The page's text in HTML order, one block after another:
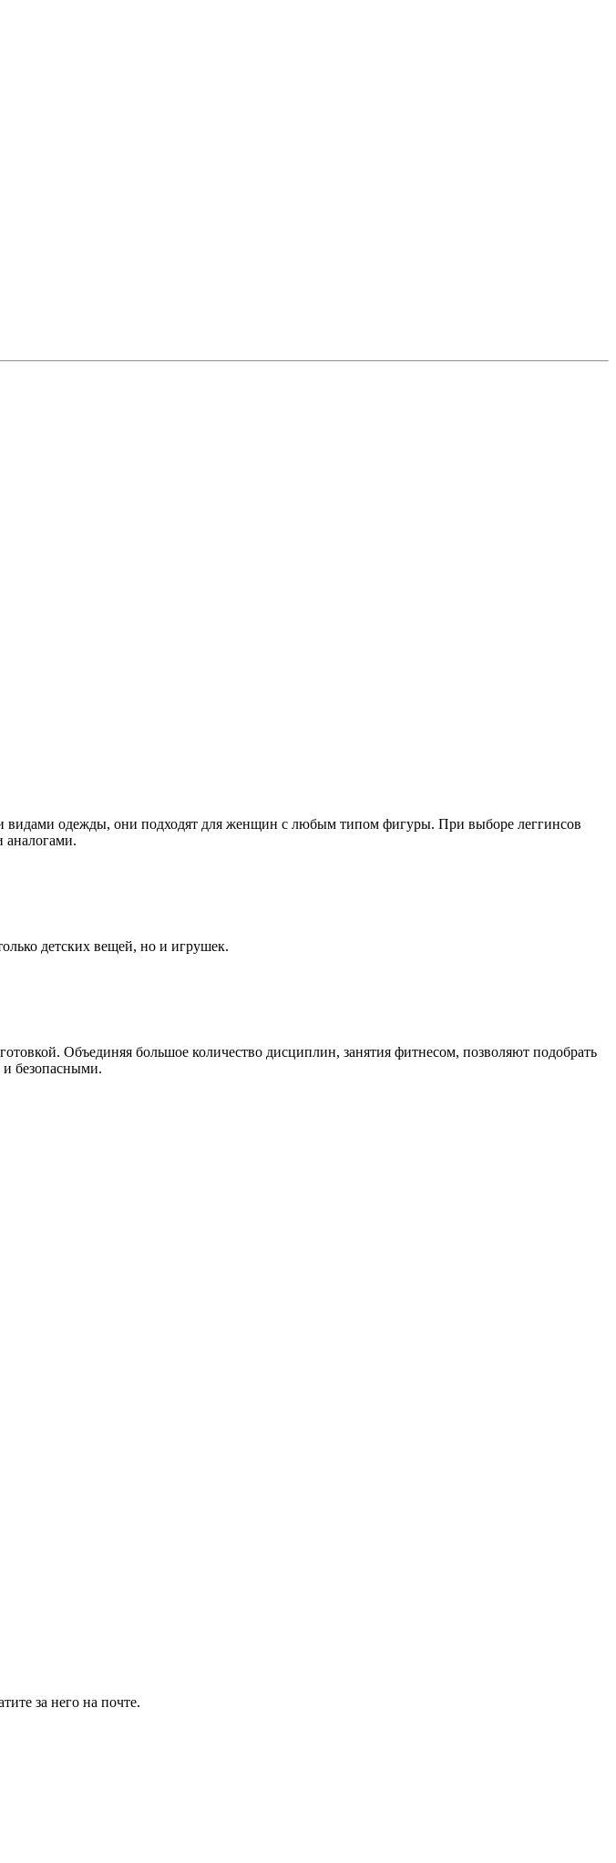
видами одежды, они подходят для женщин с любым типом фигуры. При выборе леггинсов
аналогами.
детских вещей, но и игрушек.
Объединяя большое количество дисциплин, занятия фитнесом, позволяют подобрать
безопасными.
за него на почте.